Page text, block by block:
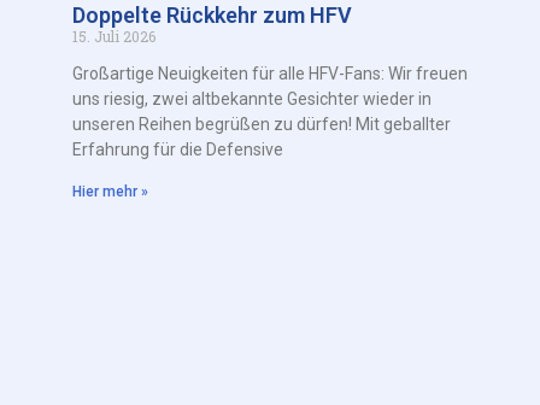
Doppelte Rückkehr zum HFV
15. Juli 2026
Großartige Neuigkeiten für alle HFV-Fans: Wir freuen
uns riesig, zwei altbekannte Gesichter wieder in
unseren Reihen begrüßen zu dürfen! Mit geballter
Erfahrung für die Defensive
Hier mehr »